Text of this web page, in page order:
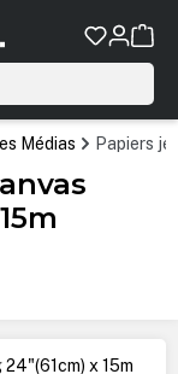
Médias Papiers